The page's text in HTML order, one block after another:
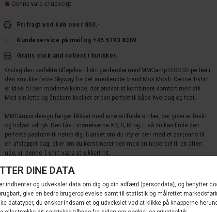
Denne vare er udsolgt
Fri fragt ved køb over 800,-
Kundeservice på mail og +45 5193 8369
Gratis click and collect i butikker.
Opdag den perfekte tilføjelse til din garderobe med MMCamp O-SS Stripe tee i
den smukke farve Skyway fra det anerkendte brand Mos Mosh. Denne T-shirt
er ideel til den moderne kvinde, der ønsker at kombinere komfort med stil.
Med sin lette og åndbare kvalitet er den perfekt til både hverdag og fest.
MMCamps design fanger blikket med sine stilfulde striber, der giver et friskt
og tidløst udtryk. Den fås i størrelserne XS, S, M og L, så du kan finde den
perfekte pasform til netop dig. Uanset om du styler den med et par jeans til
en afslappet dag, eller om du kombinerer den med en nederdel til en aften
ude, vil denne T-shirt være et sikkert hit.
Gå ikke glip af chancen for at opdatere din garderobe med denne nye og
trendy T-shirt fra Mos Mosh. Bestil din MMCamp O-SS Stripe tee Skyway i dag
og oplev, hvordan den kan løfte dit look til nye højder!
Materialer: Organic Cotton 100%